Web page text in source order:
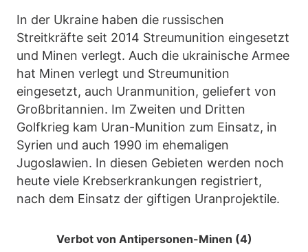
In der Ukraine haben die russischen
Streitkräfte seit 2014 Streumunition eingesetzt
und Minen verlegt. Auch die ukrainische Armee
hat Minen verlegt und Streumunition
eingesetzt, auch Uranmunition, geliefert von
Großbritannien. Im Zweiten und Dritten
Golfkrieg kam Uran-Munition zum Einsatz, in
Syrien und auch 1990 im ehemaligen
Jugoslawien. In diesen Gebieten werden noch
heute viele Krebserkrankungen registriert,
nach dem Einsatz der giftigen Uranprojektile.
Verbot von Antipersonen-Minen (4)